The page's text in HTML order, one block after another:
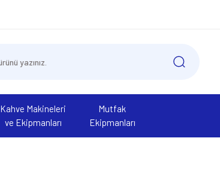
Kahve Makineleri
ve Ekipmanları
Mutfak
Ekipmanları